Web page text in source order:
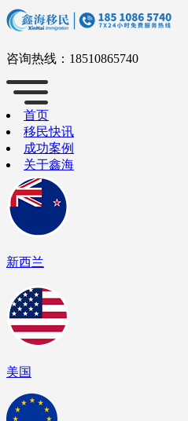
咨询热线： 18510865740
首页
移民快讯
成功案例
关于鑫海
新西兰
美国